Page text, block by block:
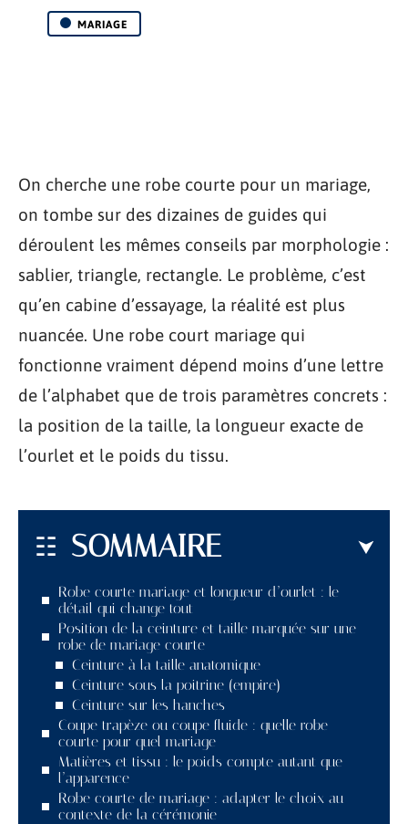
MARIAGE
On cherche une robe courte pour un mariage,
on tombe sur des dizaines de guides qui
déroulent les mêmes conseils par morphologie :
sablier, triangle, rectangle. Le problème, c’est
qu’en cabine d’essayage, la réalité est plus
nuancée. Une robe court mariage qui
fonctionne vraiment dépend moins d’une lettre
de l’alphabet que de trois paramètres concrets :
la position de la taille, la longueur exacte de
l’ourlet et le poids du tissu.
SOMMAIRE
Robe courte mariage et longueur d’ourlet : le
détail qui change tout
Position de la ceinture et taille marquée sur une
robe de mariage courte
Ceinture à la taille anatomique
Ceinture sous la poitrine (empire)
Ceinture sur les hanches
Coupe trapèze ou coupe fluide : quelle robe
courte pour quel mariage
Matières et tissu : le poids compte autant que
l’apparence
Robe courte de mariage : adapter le choix au
contexte de la cérémonie